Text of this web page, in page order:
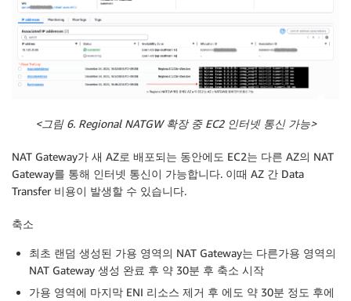
<그림 6. Regional NATGW확장 중 EC2 인터넷 통신 가능>
NAT Gateway가 새 AZ로 배포되는 동안에도 EC2는 다른 AZ의 NAT
Gateway를 통해 인터넷 통신이 가능합니다. 이때 AZ 간 Data
Transfer 비용이 발생할 수 있습니다.
축소
최초 랜덤 생성된 가용 영역의 NAT Gateway는 다른가용 영역의
NAT Gateway 생성 완료 후 약 30분 후 축소 시작
가용 영역에 마지막 ENI 리소스 제거 후 에도 약 30분 정도 후에